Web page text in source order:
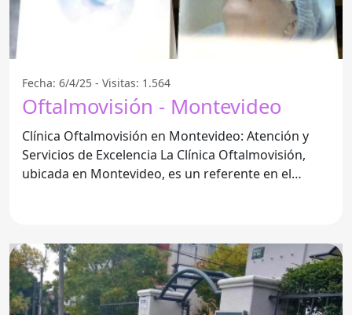
Fecha: 6/4/25 - Visitas: 1.564
Oftalmovisión - Montevideo
Clínica Oftalmovisión en Montevideo: Atención y
Servicios de Excelencia La Clínica Oftalmovisión,
ubicada en Montevideo, es un referente en el